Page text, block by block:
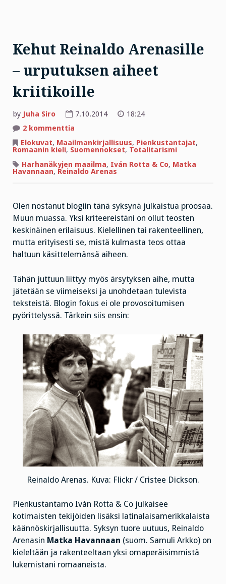
Kehut Reinaldo Arenasille
– urputuksen aiheet
kriitikoille
by Juha Siro 7.10.2014
18:24
2 kommenttia
Reinaldo
Arenasille
urputuksen
aiheet
Elokuvat, Maailmankirjallisuus, Pienkustantajat,
Romaanin kieli, Suomennokset, Totalitarismi
Harhanäkyjen maailma, Iván Rotta & Co, Matka
Havannaan, Reinaldo Arenas
Olen nostanut blogiin tänä syksynä julkaistua proosaa.
Muun muassa. Yksi kriteereistäni on ollut teosten
keskinäinen erilaisuus. Kielellinen tai rakenteellinen,
mutta erityisesti se, mistä kulmasta teos ottaa
haltuun käsittelemänsä aiheen.
Tähän juttuun liittyy myös ärsytyksen aihe, mutta
jätetään se viimeiseksi ja unohdetaan tulevista
teksteistä. Blogin fokus ei ole provosoitumisen
pyörittelyssä. Tärkein siis ensin:
Reinaldo Arenas. Kuva: Flickr / Cristee Dickson.
Pienkustantamo Iván Rotta & Co julkaisee
kotimaisten tekijöiden lisäksi latinalaisamerikkalaista
käännöskirjallisuutta. Syksyn tuore uutuus, Reinaldo
Arenasin Matka Havannaan (suom. Samuli Arkko) on
kieleltään ja rakenteeltaan yksi omaperäisimmistä
lukemistani romaaneista.